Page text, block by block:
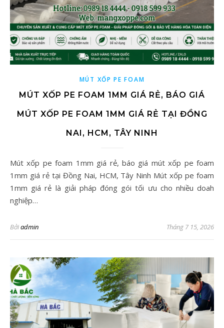
MÚT XỐP PE FOAM
MÚT XỐP PE FOAM 1MM GIÁ RẺ, BÁO GIÁ
MÚT XỐP PE FOAM 1MM GIÁ RẺ TẠI ĐỒNG
NAI, HCM, TÂY NINH
Mút xốp pe foam 1mm giá rẻ, báo giá mút xốp pe foam
1mm giá rẻ tại Đồng Nai, HCM, Tây Ninh Mút xốp pe foam
1mm giá rẻ là giải pháp đóng gói tối ưu cho nhiều doah
nghiệp…
Bởiadmin Tháng 7 15, 2026